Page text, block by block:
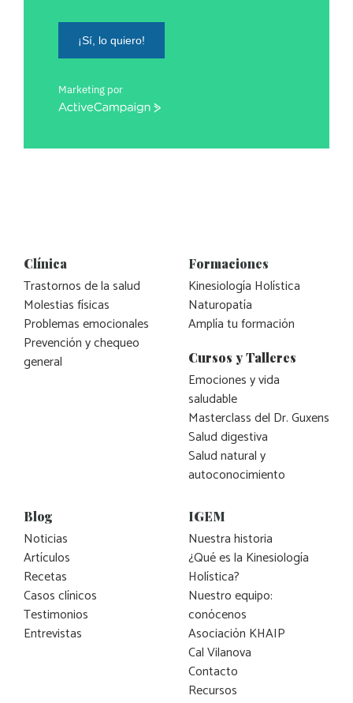
¡Sí, lo quiero!
Marketing por
ActiveCampaign
Clínica
Trastornos de la salud
Molestias físicas
Problemas emocionales
Prevención y chequeo
general
Formaciones
Kinesiología Holística
Naturopatía
Amplía tu formación
Cursos y Talleres
Emociones y vida
saludable
Masterclass del Dr. Guxens
Salud digestiva
Salud natural y
autoconocimiento
Blog
Noticias
Artículos
Recetas
Casos clínicos
Testimonios
Entrevistas
IGEM
Nuestra historia
¿Qué es la Kinesiología
Holística?
Nuestro equipo:
conócenos
Asociación KHAIP
Cal Vilanova
Contacto
Recursos